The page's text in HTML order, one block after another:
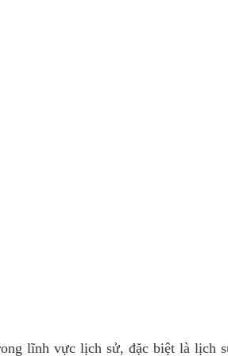
lĩnh vực lịch sử, đặc biệt là lịch